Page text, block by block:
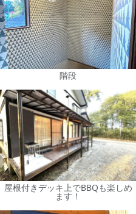
階段
屋根付きデッキ上でBBQも楽しめ
ます！